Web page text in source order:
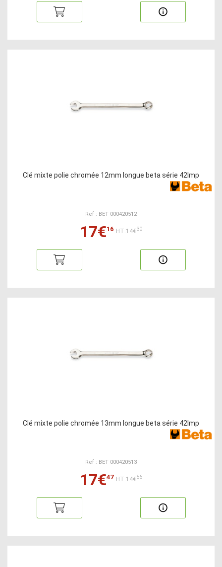
Clé mixte polie chromée 12mm longue beta série 42lmp
Ref : BET 000420512
17€16 HT:14€30
Clé mixte polie chromée 13mm longue beta série 42lmp
Ref : BET 000420513
17€47 HT:14€56